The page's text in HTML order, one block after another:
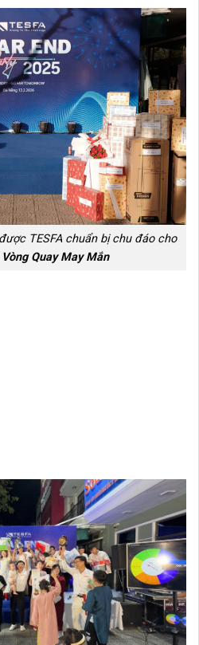
TESFA chuẩn bị chu đáo cho
Vòng Quay May Mắn